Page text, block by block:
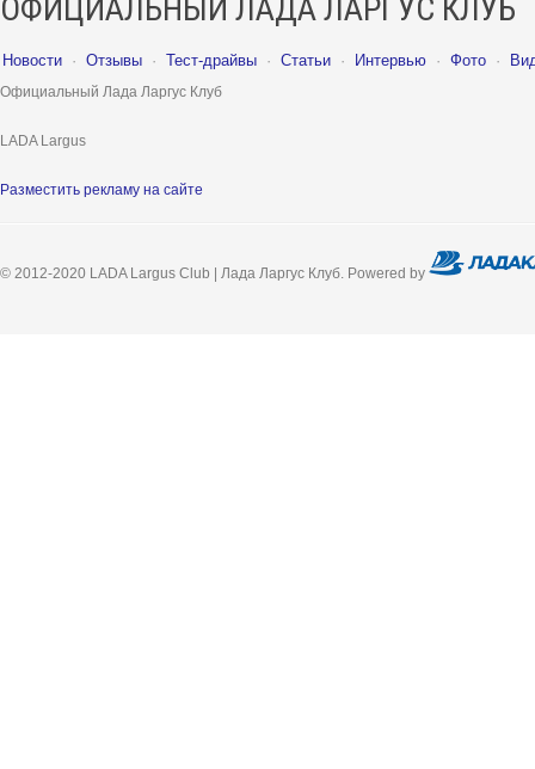
ОФИЦИАЛЬНЫЙ ЛАДА ЛАРГУС КЛУБ
Новости · Отзывы · Тест-драйвы · Статьи · Интервью · Фото ·
Официальный Лада Ларгус Клуб
LADA Largus
Разместить рекламу на сайте
© 2012-2020 LADA Largus Club | Лада Ларгус Клуб. Powered by